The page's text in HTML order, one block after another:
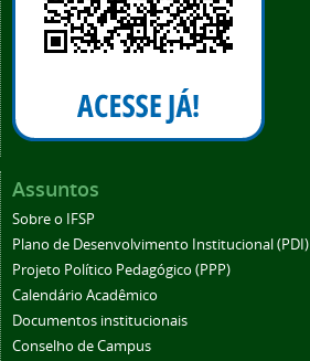
Assuntos
Sobre o IFSP
Plano de Desenvolvimento Institucional (PDI)
Projeto Político Pedagógico (PPP)
Calendário Acadêmico
Documentos institucionais
Conselho de Campus